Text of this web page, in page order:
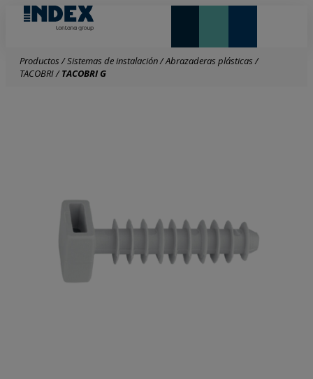
Productos/Sistemas de instalación/Abrazaderas plásticas/
TACOBRI/TACOBRI G